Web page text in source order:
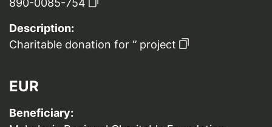
890-0085-754
Description:
Charitable donation for ‘’ project
EUR
Beneficiary: